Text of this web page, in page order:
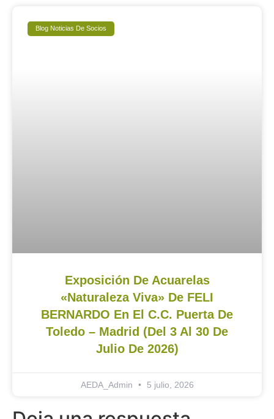
Blog Noticias De Socios
Exposición De Acuarelas
«Naturaleza Viva» De FELI
BERNARDO En El C.C. Puerta De
Toledo – Madrid (del 3 Al 30 De
Julio De 2026)
AEDA_Admin 5 julio, 2026